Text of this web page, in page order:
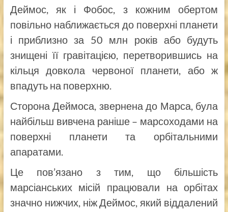
Деймос, як і Фобос, з кожним обертом
повільно наближається до поверхні планети
і приблизно за 50 млн років або будуть
знищені її гравітацією, перетворившись на
кільця довкола червоної планети, або ж
впадуть на поверхню.
Сторона Деймоса, звернена до Марса, була
найбільш вивчена раніше – марсоходами на
поверхні планети та орбітальними
апаратами.
Це пов’язано з тим, що більшість
марсіанських місій працювали на орбітах
значно нижчих, ніж Деймос, який віддалений